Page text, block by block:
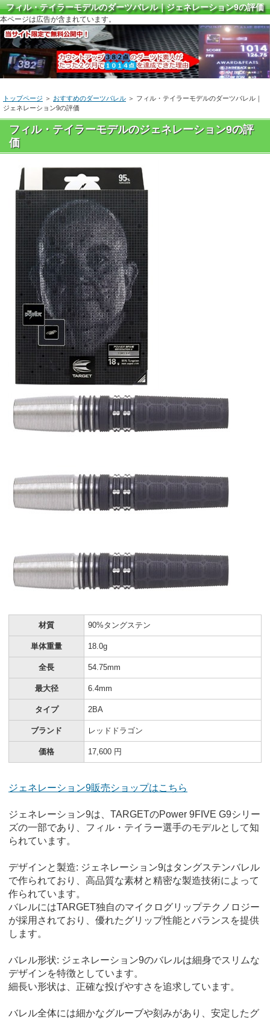
フィル・テイラーモデルのダーツバレル｜ジェネレーション9の評価
本ページは広告が含まれています。
トップページ ＞ おすすめのダーツバレル ＞ フィル・テイラーモデルのダーツバレル｜
ジェネレーション9の評価
フィル・テイラーモデルのジェネレーション9の評
価
材質 90%タングステン
単体重量 18.0g
全長 54.75mm
最大径 6.4mm
タイプ 2BA
ブランド レッドドラゴン
価格 17,600 円
ジェネレーション9販売ショップはこちら
ジェネレーション9は、TARGETのPower 9FIVE G9シリー
ズの一部であり、フィル・テイラー選手のモデルとして知
られています。
デザインと製造: ジェネレーション9はタングステンバレル
で作られており、高品質な素材と精密な製造技術によって
作られています。
バレルにはTARGET独自のマイクログリップテクノロジー
が採用されており、優れたグリップ性能とバランスを提供
します。
バレル形状: ジェネレーション9のバレルは細身でスリムな
デザインを特徴としています。
細長い形状は、正確な投げやすさを追求しています。
バレル全体には細かなグルーブや刻みがあり、安定したグ